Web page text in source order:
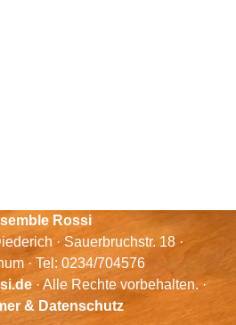
Rossi
· Sauerbruchstr. 18 ·
· Tel: 0234/704576
· Alle Rechte vorbehalten. ·
& Datenschutz